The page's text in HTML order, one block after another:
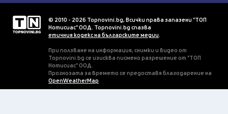
© 2010 - 2026 Topnovini.bg, Всички права запазени "ТОП
Нотисиас" ООД. Topnovini.bg спазва
етичния кодекс на българските медии.
При ползване на информация, снимки и видео от
Topnovini.bg се изисква писмено разрешение от "ТОП
Нотисиас" ООД.
Прогнозата за времето се предоставя благодарение на
OpenWeatherMap.